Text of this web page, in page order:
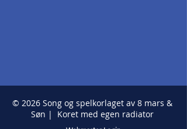
© 2026 Song og spelkorlaget av 8 mars &
Søn | Koret med egen radiator